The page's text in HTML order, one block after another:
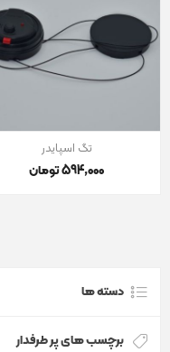
تگ اسپایدر
594٬000 تومان
دسته ها
برچسب های پر طرفدار